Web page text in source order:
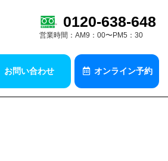
0120-638-648
営業時間：AM9：00〜PM5：30
お問い合わせ オンライン予約